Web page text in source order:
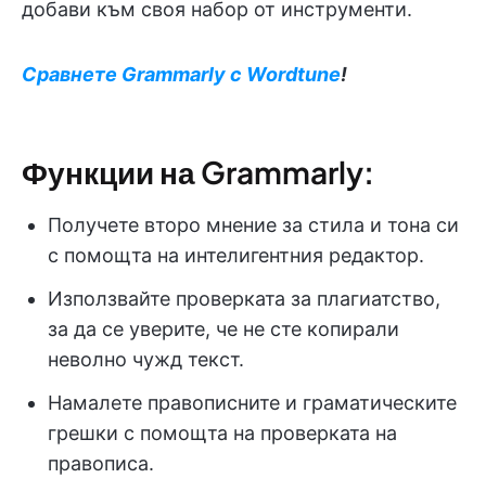
добави към своя набор от инструменти.
Сравнете Grammarly с Wordtune!
Функции на Grammarly:
Получете второ мнение за стила и тона си
с помощта на интелигентния редактор.
Използвайте проверката за плагиатство,
за да се уверите, че не сте копирали
неволно чужд текст.
Намалете правописните и граматическите
грешки с помощта на проверката на
правописа.